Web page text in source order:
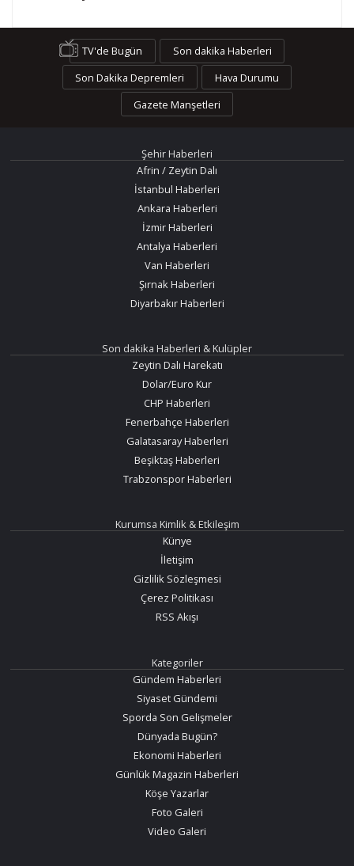
TV'de Bugün
Son dakika Haberleri
Son Dakika Depremleri
Hava Durumu
Gazete Manşetleri
Şehir Haberleri
Afrin / Zeytin Dalı
İstanbul Haberleri
Ankara Haberleri
İzmir Haberleri
Antalya Haberleri
Van Haberleri
Şırnak Haberleri
Diyarbakır Haberleri
Son dakika Haberleri & Kulüpler
Zeytin Dalı Harekatı
Dolar/Euro Kur
CHP Haberleri
Fenerbahçe Haberleri
Galatasaray Haberleri
Beşiktaş Haberleri
Trabzonspor Haberleri
Kurumsa Kimlik & Etkileşim
Künye
İletişim
Gizlilik Sözleşmesi
Çerez Politikası
RSS Akışı
Kategoriler
Gündem Haberleri
Siyaset Gündemi
Sporda Son Gelişmeler
Dünyada Bugün?
Ekonomi Haberleri
Günlük Magazin Haberleri
Köşe Yazarlar
Foto Galeri
Video Galeri